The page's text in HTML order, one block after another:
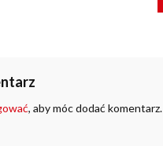
, aby móc dodać komentarz.